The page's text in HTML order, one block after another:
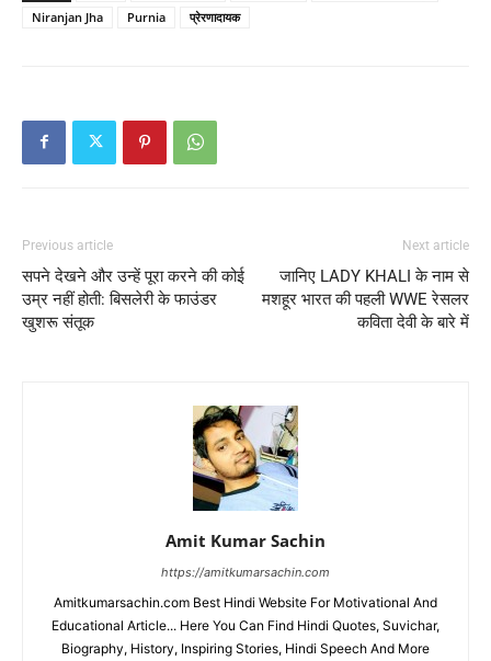
Niranjan Jha
Purnia प्रेरणादायक
Previous article
सपने देखने और उन्हें पूरा करने की कोई
उम्र नहीं होती: बिसलेरी के फाउंडर
खुशरू संतूक
Next article
जानिए LADY KHALI के नाम से
मशहूर भारत की पहली WWE रेसलर
कविता देवी के बारे में
Amit Kumar Sachin
https://amitkumarsachin.com
Amitkumarsachin.com Best Hindi Website For Motivational And
Educational Article... Here You Can Find Hindi Quotes, Suvichar,
Biography, History, Inspiring Stories, Hindi Speech And More